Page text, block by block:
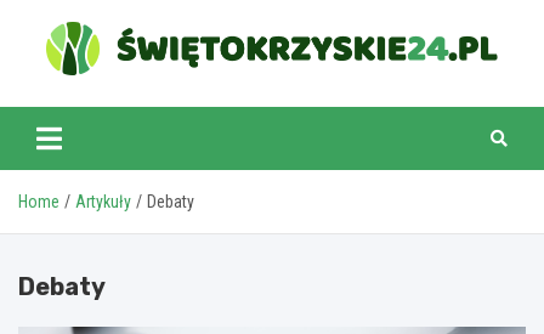
content
swietokrzyskie24.pl
Home Artykuły Debaty
Debaty